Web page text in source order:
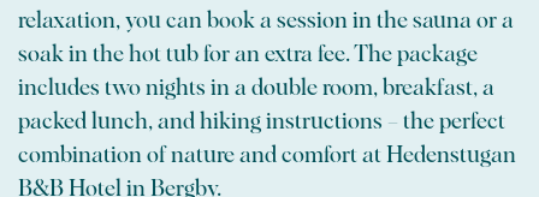
relaxation, you can book a session in the sauna or a
soak in the hot tub for an extra fee. The package
includes two nights in a double room, breakfast, a
packed lunch, and hiking instructions – the perfect
combination of nature and comfort at Hedenstugan
B&B Hotel in Bergby.